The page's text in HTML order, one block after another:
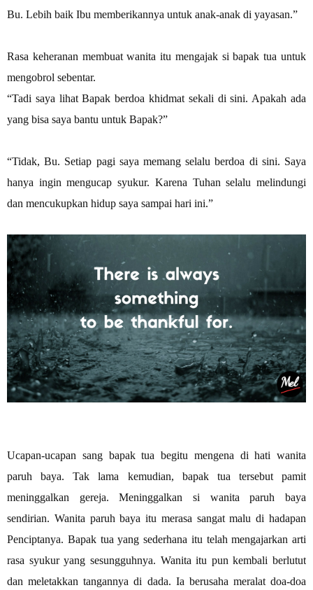
Bu. Lebih baik Ibu memberikannya untuk anak-anak di yayasan.”
Rasa keheranan membuat wanita itu mengajak si bapak tua untuk
mengobrol sebentar.
“Tadi saya lihat Bapak berdoa khidmat sekali di sini. Apakah ada
yang bisa saya bantu untuk Bapak?”
“Tidak, Bu. Setiap pagi saya memang selalu berdoa di sini. Saya
hanya ingin mengucap syukur. Karena Tuhan selalu melindungi
dan mencukupkan hidup saya sampai hari ini.”
Ucapan-ucapan sang bapak tua begitu mengena di hati wanita
paruh baya. Tak lama kemudian, bapak tua tersebut pamit
meninggalkan gereja. Meninggalkan si wanita paruh baya
sendirian. Wanita paruh baya itu merasa sangat malu di hadapan
Penciptanya. Bapak tua yang sederhana itu telah mengajarkan arti
rasa syukur yang sesungguhnya. Wanita itu pun kembali berlutut
dan meletakkan tangannya di dada. Ia berusaha meralat doa-doa